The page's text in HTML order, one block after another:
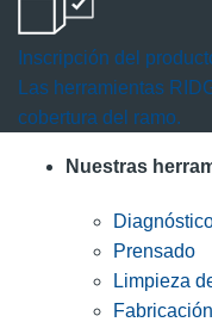
Inscripción del
Las herramientas
cobertura del ramo.
Nuestras
Prensado
Limpieza